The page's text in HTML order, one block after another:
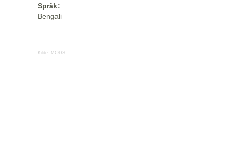
Språk:
Bengali
Kilde: MODS